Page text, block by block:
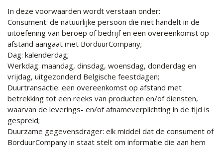
In deze voorwaarden wordt verstaan onder:
Consument: de natuurlijke persoon die niet handelt in de
uitoefening van beroep of bedrijf en een overeenkomst op
afstand aangaat met BorduurCompany;
Dag: kalenderdag;
Werkdag: maandag, dinsdag, woensdag, donderdag en
vrijdag, uitgezonderd Belgische feestdagen;
Duurtransactie: een overeenkomst op afstand met
betrekking tot een reeks van producten en/of diensten,
waarvan de leverings- en/of afnameverplichting in de tijd is
gespreid;
Duurzame gegevensdrager: elk middel dat de consument of
BorduurCompany in staat stelt om informatie die aan hem